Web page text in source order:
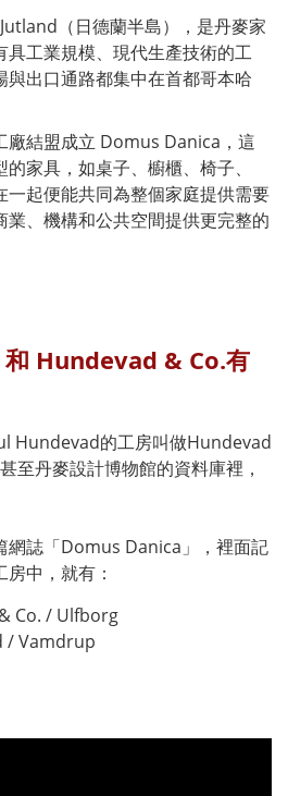
（日德蘭半島），是丹麥家
具工業規模、現代生產技術的工
與出口通路都集中在首都哥本哈
廠結盟成立 Domus Danica，這
家具，如桌子、櫥櫃、椅子、
一起便能共同為整個家庭提供需要
業、機構和公共空間提供更完整的
Hundevad & Co.有
Hundevad的工房叫做Hundevad
至丹麥設計博物館的資料庫裡，
網誌「Domus Danica」，裡面記
中，就有：
Co. / Ulfborg
/ Vamdrup